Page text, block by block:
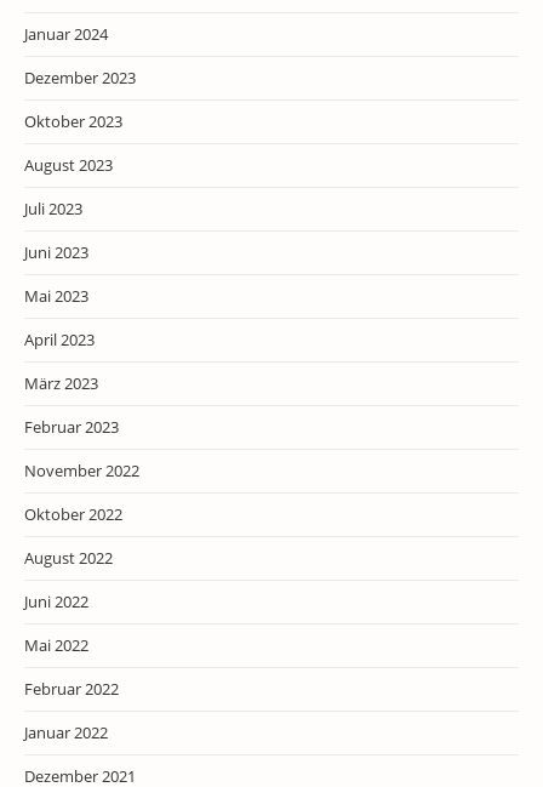
Januar 2024
Dezember 2023
Oktober 2023
August 2023
Juli 2023
Juni 2023
Mai 2023
April 2023
März 2023
Februar 2023
November 2022
Oktober 2022
August 2022
Juni 2022
Mai 2022
Februar 2022
Januar 2022
Dezember 2021